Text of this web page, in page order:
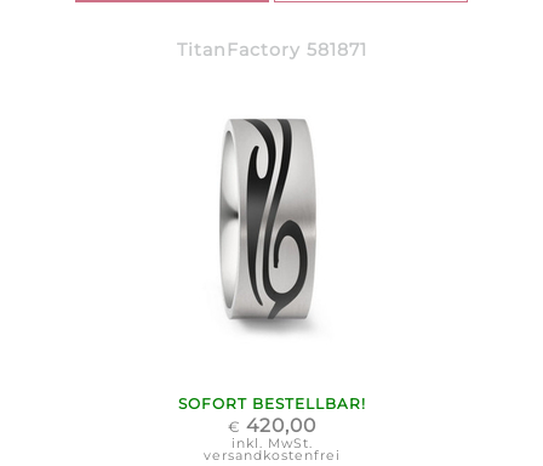
TitanFactory 581871
SOFORT BESTELLBAR!
€ 420,00
inkl. MwSt.
versandkostenfrei